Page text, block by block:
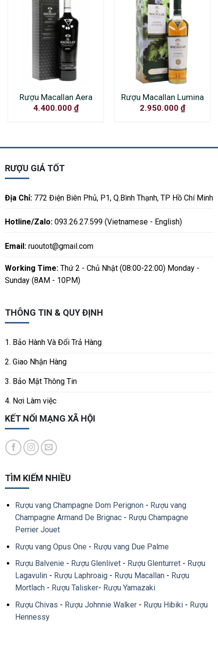
Rượu Macallan Aera
4.400.000 ₫
Rượu Macallan Lumina
2.950.000 ₫
RƯỢU GIÁ TỐT
Địa Chỉ:772 Điện Biên Phủ, P1, Q.Bình Thạnh, TP Hồ Chí Minh
Hotline/Zalo:093.26.27.599 (Vietnamese - English)
Email: ruoutot@gmail.com
Working Time:Thứ 2 - Chủ Nhật (08:00-22:00) Monday -
Sunday (8AM - 10PM)
THÔNG TIN & QUY ĐỊNH
1. Bảo Hành Và Đổi Trả Hàng
2. Giao Nhận Hàng
3. Bảo Mật Thông Tin
4. Nơi Làm việc
KẾT NỐI MẠNG XÃ HỘI
TÌM KIẾM NHIỀU
Rượu vang Champagne Dom Perignon- Rượu vang
Champagne Armand De Brignac- Rượu Champagne
Perrier Jouet
Rượu vang Opus One - Rượu vang Due Palme
Rượu Balvenie - Rượu Glenlivet- Rượu Glenturret- Rượu
Lagavulin- Rượu Laphroaig- Rượu Macallan- Rượu
Mortlach- Rượu Talisker- Rượu Yamazaki
Rượu Chivas - Rượu Johnnie Walker- Rượu Hibiki- Rượu
Hennessy